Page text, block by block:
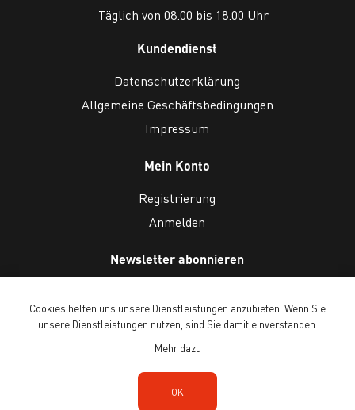
Täglich von 08.00 bis 18.00 Uhr
Kundendienst
Datenschutzerklärung
Allgemeine Geschäftsbedingungen
Impressum
Mein Konto
Registrierung
Anmelden
Newsletter abonnieren
Copyright © 2026 Ballenberg Freilichtmuseum. Alle Rechte vorbehalten.
Powered by
Cookies helfen uns unsere Dienstleistungen anzubieten. Wenn Sie
unsere Dienstleistungen nutzen, sind Sie damit einverstanden.
Mehr dazu
OK